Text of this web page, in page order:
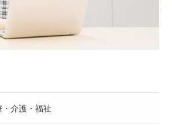
・介護・福祉